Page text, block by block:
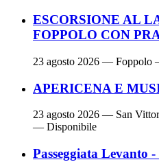
ESCORSIONE AL
FOPPOLO CON
23 agosto 2026 — Foppolo
APERICENA E
23 agosto 2026 — San
— Disponibile
Passeggiata Levanto